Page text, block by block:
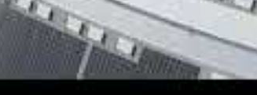
Impact clé
Lancement de la première étape